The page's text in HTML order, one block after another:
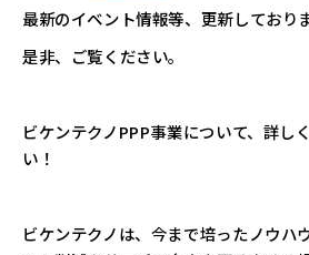
最新のイベント情報等、更新しておりま
是非、ご覧ください。
ビケンテクノPPP事業について、詳し
い！
ビケンテクノは、今まで培ったノウハ